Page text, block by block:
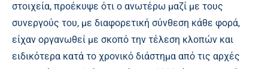
στοιχεία, προέκυψε ότι ο ανωτέρω μαζί με τους
συνεργούς του, με διαφορετική σύνθεση κάθε φορά,
είχαν οργανωθεί με σκοπό την τέλεση κλοπών και
ειδικότερα κατά το χρονικό διάστημα από τις αρχές